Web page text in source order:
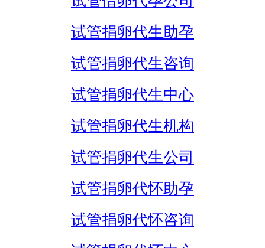
试管捐卵代生助孕
试管捐卵代生咨询
试管捐卵代生中心
试管捐卵代生机构
试管捐卵代生公司
试管捐卵代怀助孕
试管捐卵代怀咨询